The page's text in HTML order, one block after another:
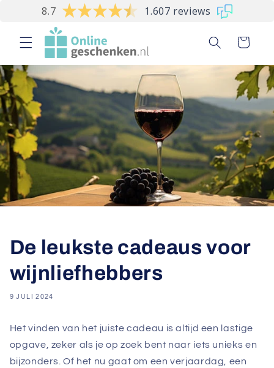
naar de
content
8.7 1.607 reviews
Winkelwagen
De leukste cadeaus voor
wijnliefhebbers
9 JULI 2024
Het vinden van het juiste cadeau is altijd een lastige
opgave, zeker als je op zoek bent naar iets unieks en
bijzonders. Of het nu gaat om een verjaardag, een